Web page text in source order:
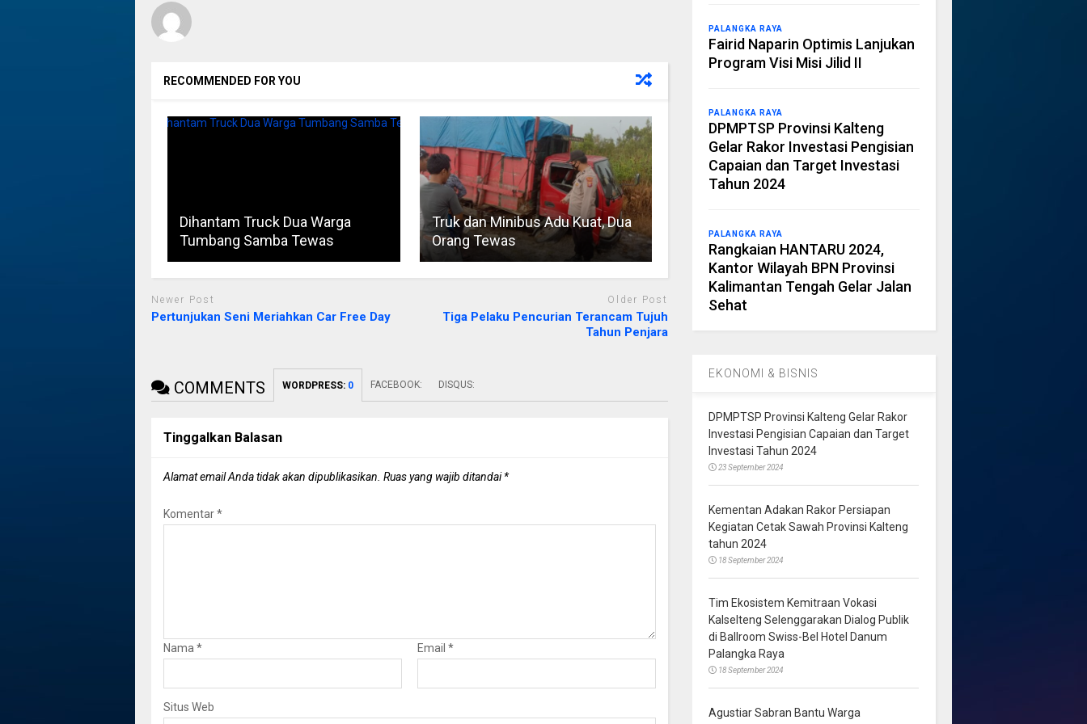
RECOMMENDED FOR YOU
Dihantam Truck Dua Warga
Tumbang Samba Tewas
Truk dan Minibus Adu Kuat, Dua
Orang Tewas
Newer Post
Pertunjukan Seni Meriahkan Car Free Day
Older Post
Tiga Pelaku Pencurian Terancam Tujuh
Tahun Penjara
COMMENTS WORDPRESS: 0 FACEBOOK: DISQUS:
Tinggalkan Balasan
Alamat email Anda tidak akan dipublikasikan. Ruas yang wajib ditandai*
Komentar*
Nama * Email *
Situs Web
PALANGKA RAYA
Fairid Naparin Optimis Lanjukan
Program Visi Misi Jilid II
PALANGKA RAYA
DPMPTSP Provinsi Kalteng
Gelar Rakor Investasi Pengisian
Capaian dan Target Investasi
Tahun 2024
PALANGKA RAYA
Rangkaian HANTARU 2024,
Kantor Wilayah BPN Provinsi
Kalimantan Tengah Gelar Jalan
Sehat
EKONOMI & BISNIS
DPMPTSP Provinsi Kalteng Gelar Rakor
Investasi Pengisian Capaian dan Target
Investasi Tahun 2024
23 September 2024
Kementan Adakan Rakor Persiapan
Kegiatan Cetak Sawah Provinsi Kalteng
tahun 2024
18 September 2024
Tim Ekosistem Kemitraan Vokasi
Kalselteng Selenggarakan Dialog Publik
di Ballroom Swiss-Bel Hotel Danum
Palangka Raya
18 September 2024
Agustiar Sabran Bantu Warga